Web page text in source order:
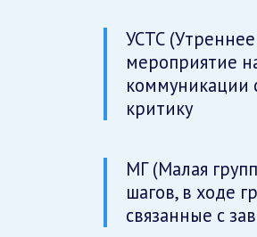
УСТС
мероприятие
коммуникации
критику
МГ (Малая
шагов, в ходе
связанные с